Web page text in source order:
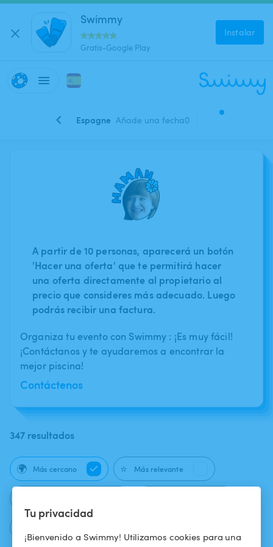
Tu privacidad
¡Bienvenido a Swimmy! Utilizamos cookies para una
Swimmy
Gratis-Google Play
Instalar
Espagne Añade una fecha0
A partir de 10 personas, aparecerá un botón
'Hacer una oferta' que te permitirá hacer
una oferta directamente al propietario al
precio que consideres más adecuado. Luego
podrás recibir una factura.
Organiza tu evento con Swimmy : ¡Es muy fácil!
¡Contáctanos y te ayudaremos a encontrar la
mejor piscina!
Contáctenos
347 resultados
🌍 Más cercano ⭐ Más relevante